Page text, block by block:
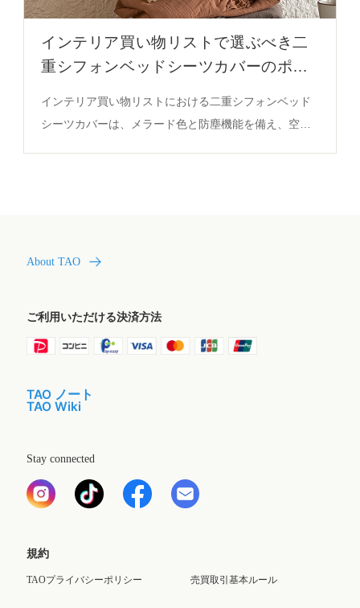
インテリア買い物リストで選ぶべき二
重シフォンベッドシーツカバーのポイ
インテリア買い物リストにおける二重シフォンベッド
シーツカバーは、メラード色と防塵機能を備え、空間
About TAO
ご利用いただける決済方法
TAO ノート
TAO Wiki
Stay connected
規約
TAOプライバシーポリシー 売買取引基本ルール